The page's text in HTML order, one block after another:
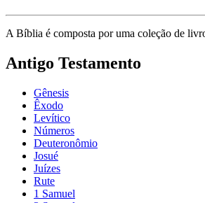
A Bíblia é composta por uma coleção de
Antigo Testamento
Gênesis
Êxodo
Levítico
Números
Deuteronômio
Josué
Juízes
Rute
1 Samuel